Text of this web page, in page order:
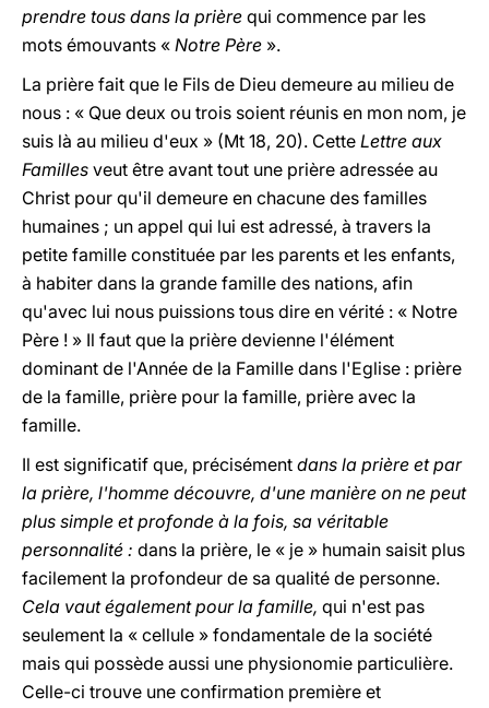
prendre tous dans la prière qui commence par les
mots émouvants « Notre Père ».
La prière fait que le Fils de Dieu demeure au milieu de
nous : « Que deux ou trois soient réunis en mon nom, je
suis là au milieu d'eux » (Mt 18, 20). Cette Lettre aux
Familles veut être avant tout une prière adressée au
Christ pour qu'il demeure en chacune des familles
humaines ; un appel qui lui est adressé, à travers la
petite famille constituée par les parents et les enfants,
à habiter dans la grande famille des nations, afin
qu'avec lui nous puissions tous dire en vérité : « Notre
Père ! » Il faut que la prière devienne l'élément
dominant de l'Année de la Famille dans l'Eglise : prière
de la famille, prière pour la famille, prière avec la
famille.
Il est significatif que, précisément dans la prière et par
la prière, l'homme découvre, d'une manière on ne peut
plus simple et profonde à la fois, sa véritable
personnalité : dans la prière, le « je » humain saisit plus
facilement la profondeur de sa qualité de personne.
Cela vaut également pour la famille, qui n'est pas
seulement la « cellule » fondamentale de la société
mais qui possède aussi une physionomie particulière.
Celle-ci trouve une confirmation première et